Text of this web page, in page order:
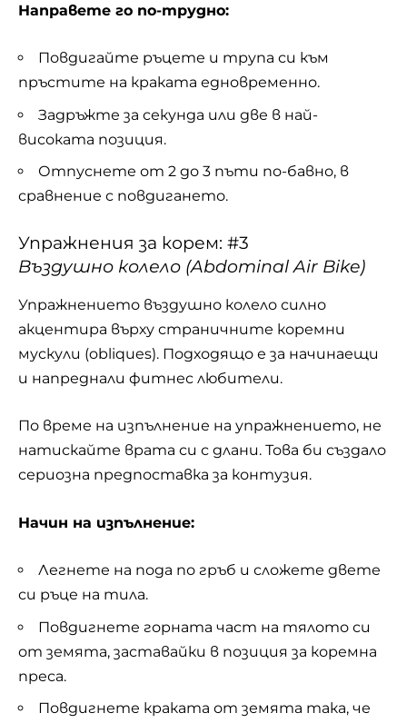
Направете го по-трудно:
Повдигайте ръцете и трупа си към
пръстите на краката едновременно.
Задръжте за секунда или две в най-
високата позиция.
Отпуснете от 2 до 3 пъти по-бавно, в
сравнение с повдигането.
Упражнения за корем: #3
Въздушно колело (Abdominal Air Bike)
Упражнението въздушно колело силно
акцентира върху страничните коремни
мускули (obliques). Подходящо е за начинаещи
и напреднали фитнес любители.
По време на изпълнение на упражнението, не
натискайте врата си с длани. Това би създало
сериозна предпоставка за контузия.
Начин на изпълнение:
Легнете на пода по гръб и сложете двете
си ръце на тила.
Повдигнете горната част на тялото си
от земята, заставайки в позиция за коремна
преса.
Повдигнете краката от земята така, че